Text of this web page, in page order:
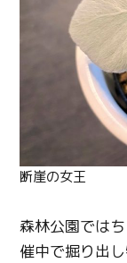
断崖の女王
森林公園では
催中で掘り出